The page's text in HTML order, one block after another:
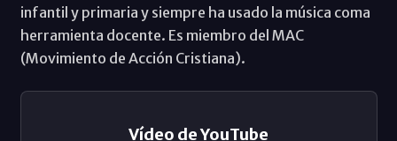
infantil y primaria y siempre ha usado la música coma
herramienta docente. Es miembro del MAC
(Movimiento de Acción Cristiana).
Vídeo de YouTube